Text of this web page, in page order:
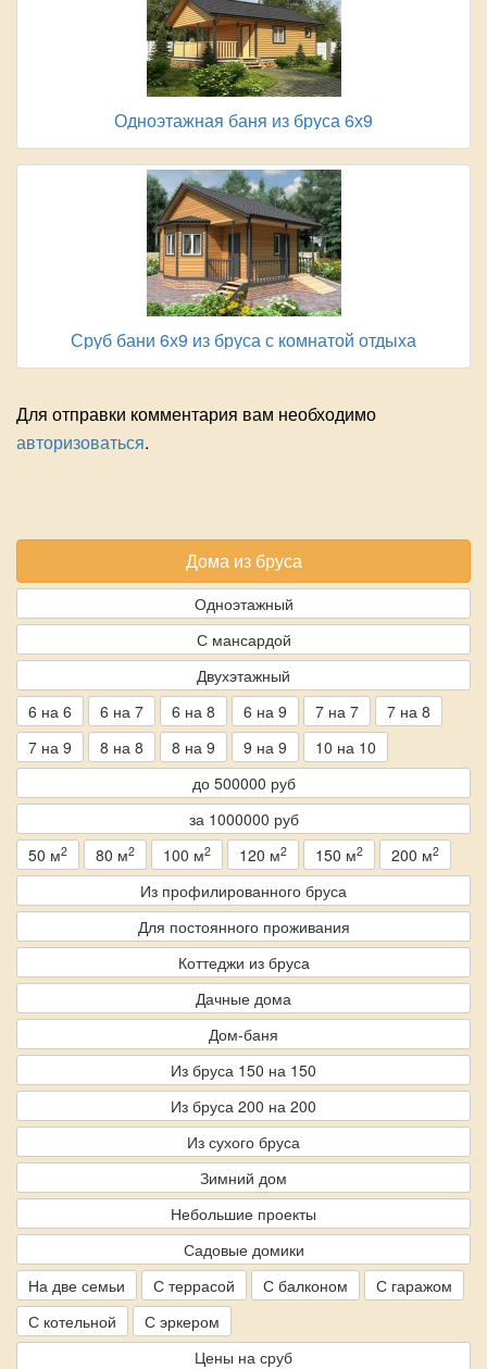
Одноэтажная баня из бруса 6х9
Сруб бани 6х9 из бруса с комнатой отдыха
Для отправки комментария вам необходимо
авторизоваться.
Дома из бруса
Одноэтажный
С мансардой
Двухэтажный
6 на 6
6 на 7 6 на 8 6 на 9 7 на 7
7 на 8
7 на 9
8 на 8 8 на 9 9 на 9
10 на 10
до 500000 руб
за 1000000 руб
50 м2 80 м2 100 м2 120 м2 150 м2 200 м2
Из профилированного бруса
Для постоянного проживания
Коттеджи из бруса
Дачные дома
Дом-баня
Из бруса 150 на 150
Из бруса 200 на 200
Из сухого бруса
Зимний дом
Небольшие проекты
Садовые домики
На две семьи
С террасой С балконом
С гаражом
С котельной
С эркером
Цены на сруб